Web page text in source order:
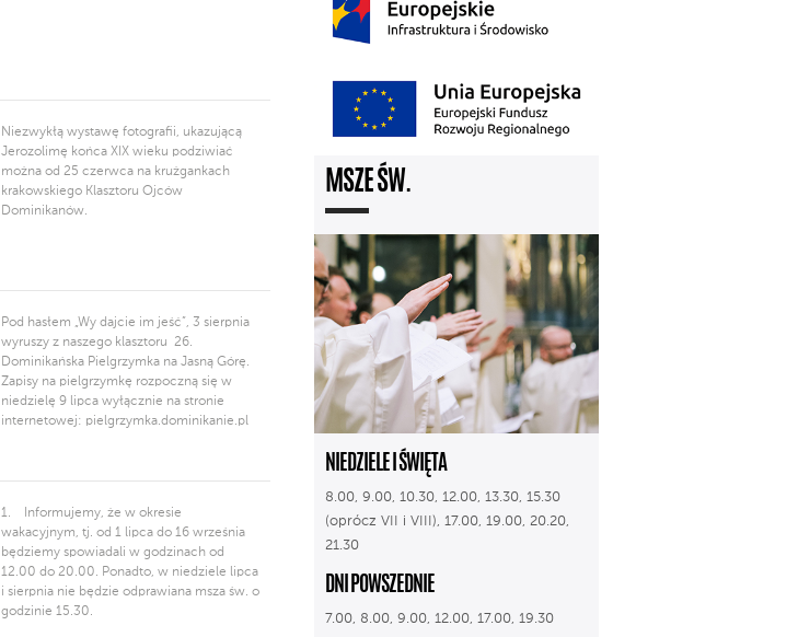
Niezwykłą wystawę fotografii, ukazującą
Jerozolimę końca XIX wieku podziwiać
można od 25 czerwca na krużgankach
krakowskiego Klasztoru Ojców
Dominikanów.
Pod hasłem „Wy dajcie im jeść”, 3 sierpnia
wyruszy z naszego klasztoru 26.
Dominikańska Pielgrzymka na Jasną Górę.
Zapisy na pielgrzymkę rozpoczną się w
niedzielę 9 lipca wyłącznie na stronie
internetowej: pielgrzymka.dominikanie.pl
1. Informujemy, że w okresie
wakacyjnym, tj. od 1 lipca do 16 września
będziemy spowiadali w godzinach od
12.00 do 20.00. Ponadto, w niedziele lipca
i sierpnia nie będzie odprawiana msza św. o
godzinie 15.30.
MSZE ŚW.
NIEDZIELE I ŚWIĘTA
8.00, 9.00, 10.30, 12.00, 13.30, 15.30
(oprócz VII i VIII), 17.00, 19.00, 20.20,
21.30
DNI POWSZEDNIE
7.00, 8.00, 9.00, 12.00, 17.00, 19.30